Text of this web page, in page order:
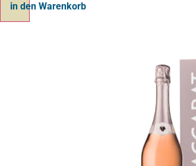
Ajouter au panier